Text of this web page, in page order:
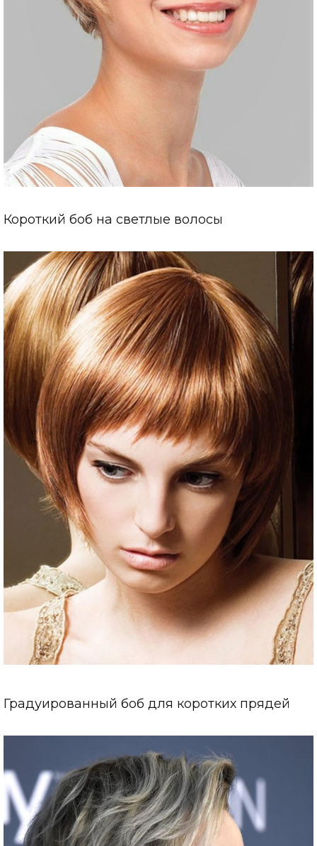
Короткий боб на светлые волосы
Градуированный боб для коротких прядей